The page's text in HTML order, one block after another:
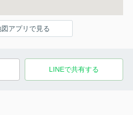
図アプリで見る
LINEで共有する